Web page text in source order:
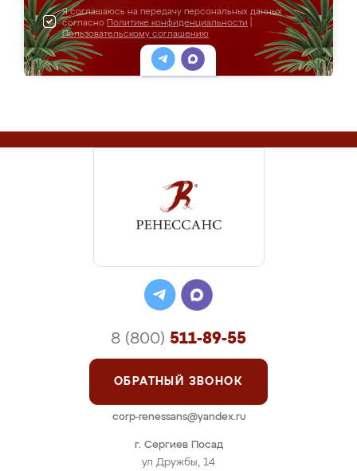
Я соглашаюсь на передачу персональных данных
согласно Политике конфиденциальности
Пользовательскому соглашению
г. Сергиев Посад
ул Дружбы, 14
8 (800) 511-89-55
ОБРАТНЫЙ ЗВОНОК
corp-renessans@yandex.ru